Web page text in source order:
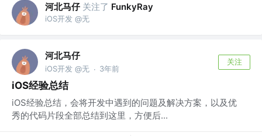
河北马仔 关注了 FunkyRay
iOS开发 @无
河北马仔
iOS开发 @无 · 3年前
关注
iOS经验总结
iOS经验总结，会将开发中遇到的问题及解决方案，以及优
秀的代码片段全部总结到这里，方便后...